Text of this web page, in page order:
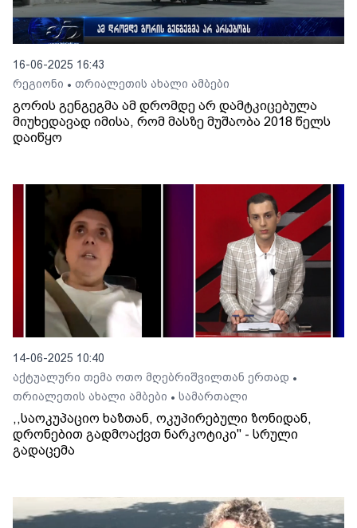
16-06-2025 16:43
რეგიონი • თრიალეთის ახალი ამბები
გორის გენგეგმა ამ დრომდე არ დამტკიცებულა
მიუხედავად იმისა, რომ მასზე მუშაობა 2018 წელს
დაიწყო
14-06-2025 10:40
აქტუალური თემა ოთო მღებრიშვილთან ერთად •
თრიალეთის ახალი ამბები • სამართალი
,,საოკუპაციო ხაზთან, ოკუპირებული ზონიდან,
დრონებით გადმოაქვთ ნარკოტიკი'' - სრული
გადაცემა